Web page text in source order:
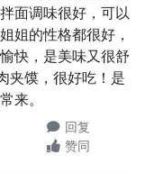
面调味很好，可以
姐的性格都很好，
快，是美味又很舒
夹馍，很好吃！是
来。
回复
赞同